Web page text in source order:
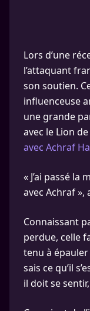
Lors d’une
l’attaquant
son soutien.
influenceuse
une grande
avec le Lion
avec Achraf
« J’ai passé
avec Achraf »,
Connaissant
perdue, celle
tenu à épauler
sais ce qu’il
il doit se